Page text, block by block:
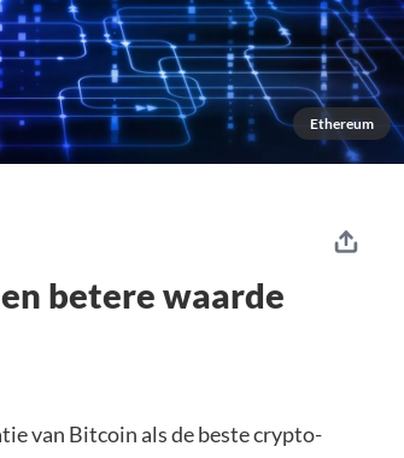
Ethereum
betere waarde
van Bitcoin als de beste crypto-